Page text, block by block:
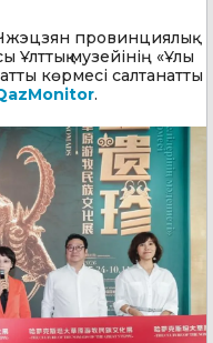
провинциялық
Ұлттық музейінің «Ұлы
көрмесі салтанатты
.